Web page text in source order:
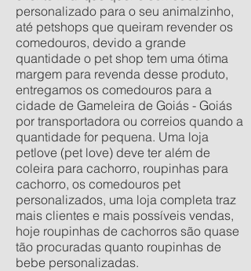
personalizado para o seu animalzinho,
até petshops que queiram revender os
comedouros, devido a grande
quantidade o pet shop tem uma ótima
margem para revenda desse produto,
entregamos os comedouros para a
cidade de Gameleira de Goiás - Goiás
por transportadora ou correios quando a
quantidade for pequena. Uma loja
petlove (pet love) deve ter além de
coleira para cachorro, roupinhas para
cachorro, os comedouros pet
personalizados, uma loja completa traz
mais clientes e mais possíveis vendas,
hoje roupinhas de cachorros são quase
tão procuradas quanto roupinhas de
bebe personalizadas.